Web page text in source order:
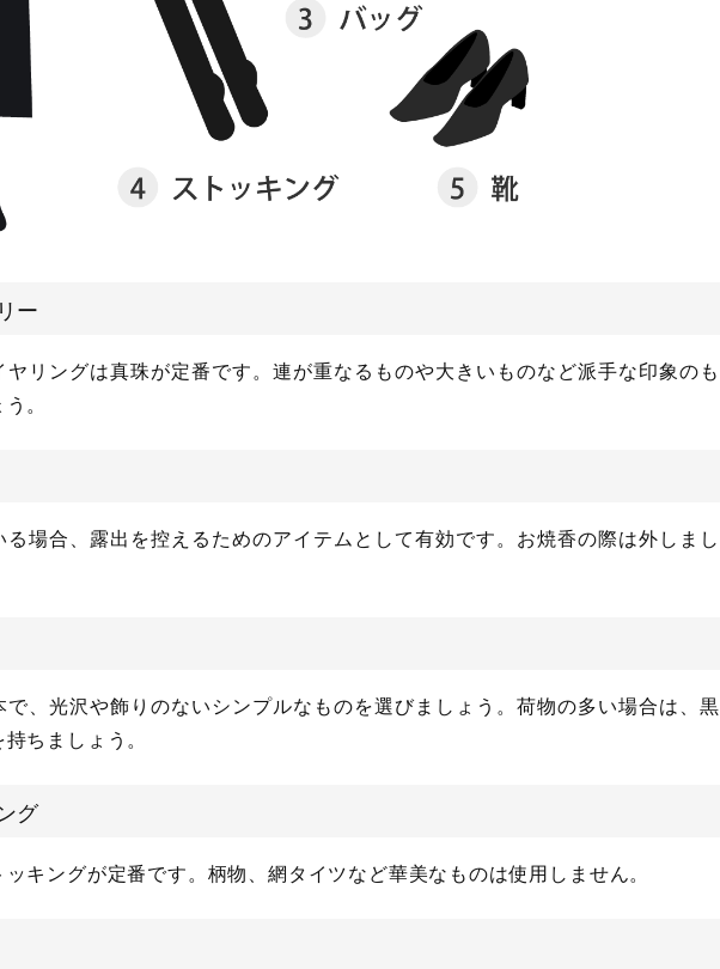
ー
ヤリングは真珠が定番です。連が重なるものや大きいものなど派手な印象のも
。
る場合、露出を控えるためのアイテムとして有効です。お焼香の際は外しまし
で、光沢や飾りのないシンプルなものを選びましょう。荷物の多い場合は、黒
ちましょう。
グ
キングが定番です。柄物、網タイツなど華美なものは使用しません。